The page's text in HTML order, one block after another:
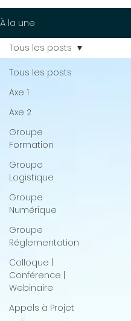
À la une
Tous les posts
Axe 1
Axe 2
Groupe
Formation
Groupe
Logistique
Groupe
Numérique
Groupe
Réglementation
Colloque |
Conférence |
Webinaire
Appels à Projet
Tous les posts